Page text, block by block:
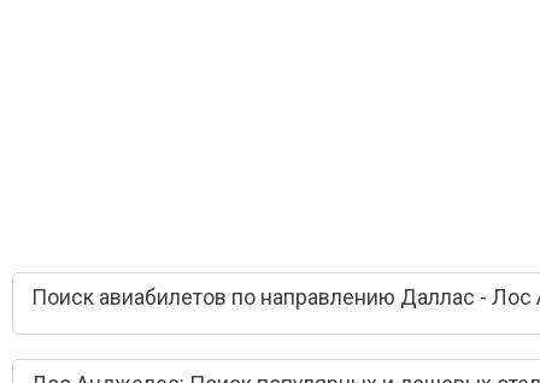
Поиск авиабилетов по направлению Даллас -